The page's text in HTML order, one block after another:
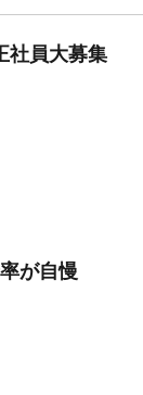
社員大募集
が自慢